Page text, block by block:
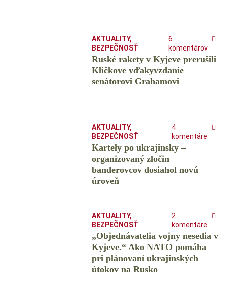
AKTUALITY,
BEZPEČNOSŤ
6
komentárov
Ruské rakety v Kyjeve prerušili
Kličkove vďakyvzdanie
senátorovi Grahamovi
AKTUALITY,
BEZPEČNOSŤ
4
komentáre
Kartely po ukrajinsky –
organizovaný zločin
banderovcov dosiahol novú
úroveň
AKTUALITY,
BEZPEČNOSŤ
2
komentáre
„Objednávatelia vojny nesedia v
Kyjeve.“ Ako NATO pomáha
pri plánovaní ukrajinských
útokov na Rusko